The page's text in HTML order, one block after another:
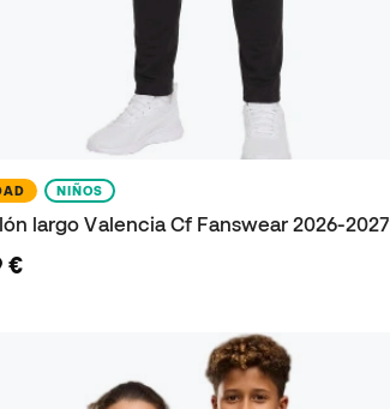
NIÑOS
largo Valencia Cf Fanswear 2026-
€